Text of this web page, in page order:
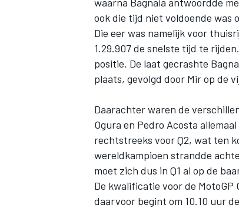
ook die tijd niet voldoende was
Die eer was namelijk voor
1.29.907 de snelste tijd te
positie. De laat gecrashte
plaats, gevolgd door Mir op de
Daarachter waren de
Ogura en Pedro Acosta
rechtstreeks voor Q2, wat ten
wereldkampioen strandde
moet zich dus in Q1 al op de
De kwalificatie voor de
daarvoor begint om 10.10 uur